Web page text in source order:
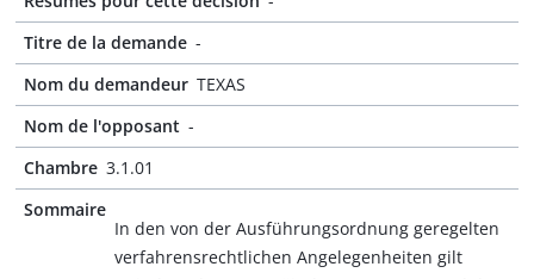
Titre de la demande -
Nom du demandeur TEXAS
Nom de l'opposant -
Chambre 3.1.01
Sommaire
In den von der Ausführungsordnung geregelten
verfahrensrechtlichen Angelegenheiten gilt